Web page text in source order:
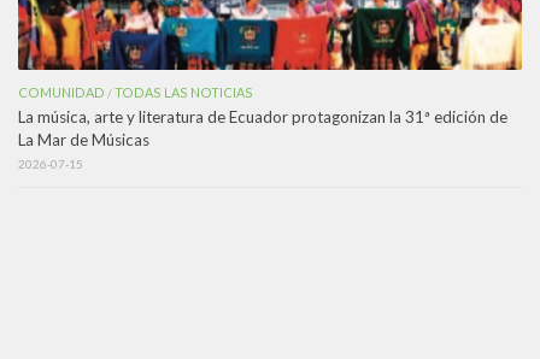
COMUNIDAD /TODAS LAS NOTICIAS
La música, arte y literatura de Ecuador protagonizan la 31ª edición de
La Mar de Músicas
2026-07-15